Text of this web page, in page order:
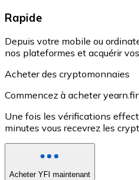
Rapide
Depuis votre mobile ou
nos plateformes et acquérir
Acheter des cryptomonnaies
Commencez à acheter
Une fois les vérifications
minutes vous recevrez les
Acheter YFI maintenant